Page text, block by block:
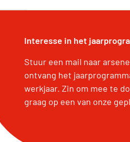
Interesse in het
Stuur een mail naar
ontvang het
werkjaar. Zin om mee te
graag op een van onze